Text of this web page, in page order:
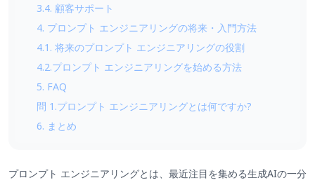
3.4. 顧客サポート
4. プロンプト エンジニアリングの将来・入門方法
4.1. 将来のプロンプト エンジニアリングの役割
4.2.プロンプト エンジニアリングを始める方法
5. FAQ
問 1.プロンプト エンジニアリングとは何ですか?
6. まとめ
プロンプト エンジニアリングとは、最近注目を集める生成AIの一分